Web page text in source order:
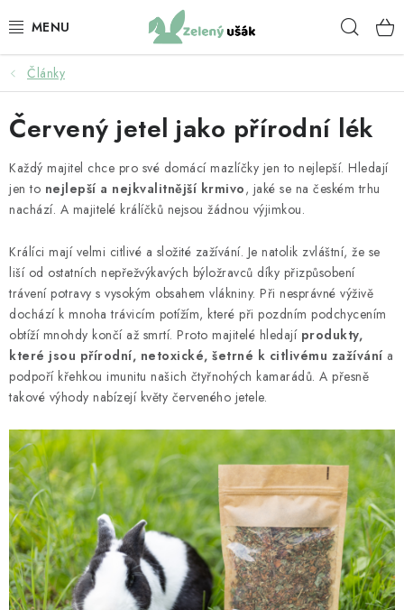
na
KRMIVO PRO KRÁLÍKY
BYLINKY PRO KRÁLÍKY
KRMIVO PRO ZDRAVÍ KRÁLÍKŮ
SENO
PAMLSKY PRO KRÁLÍKY
KRMIVO PRO MORČATA
BYLINKY PRO MORČATA
HOBLINY A PŘÍRODNÍ STELIVA
ČLÁNKY
DÁRKOVÝ POUKAZ
HODNOCENÍ OBCHODU
OBCHODNÍ PODMÍNKY
Články
Červený jetel jako přírodní lék
Každý majitel chce pro své domácí mazlíčky jen to nejlepší. Hledají
jen to nejlepší a nejkvalitnější krmivo, jaké se na českém trhu
nachází. A majitelé králíčků nejsou žádnou výjimkou.
Králíci mají velmi citlivé a složité zažívání. Je natolik zvláštní, že se
liší od ostatních nepřežvýkavých býložravců díky přizpůsobení
trávení potravy s vysokým obsahem vlákniny. Při nesprávné výživě
dochází k mnoha trávicím potížím, které při pozdním podchycením
obtíží mnohdy končí až smrtí. Proto majitelé hledají produkty,
které jsou přírodní, netoxické, šetrné k citlivému zažívání a
podpoří křehkou imunitu našich čtyřnohých kamarádů. A přesně
takové výhody nabízejí květy červeného jetele.